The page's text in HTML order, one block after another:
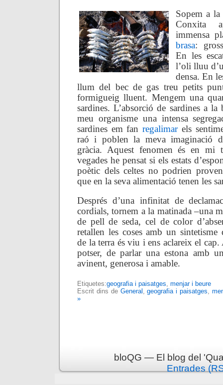
Sopem a
Conxita
immensa
brasa:
En les
l’oli lluu
densa. En
llum del bec de gas treu petits
formigueig lluent. Mengem una
sardines. L’absorció de sardines a
meu organisme una intensa
sardines em fanregalimarels
raó i poblen la meva imaginació
gràcia. Aquest fenomen és en mi
vegades he pensat si els estats
poètic dels celtes no podrien
que en la seva alimentació tenen les
Després d’una infinitat de
cordials, tornem a la matinada –una
de pell de seda, cel de color
retallen les coses amb un sintetisme
de la terra és viu i ens aclareix el
potser, de parlar una estona amb
avinent, generosa i amable.
Etiquetes:geografia i paisatges, menjar i beure
Escrit dins de General ,geografia i paisatges,
»
bloQG — El blog del
Entrades